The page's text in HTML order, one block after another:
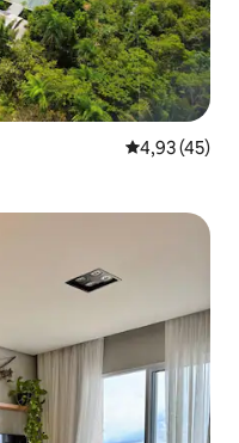
Évaluation
4,93 (45)
appréciés